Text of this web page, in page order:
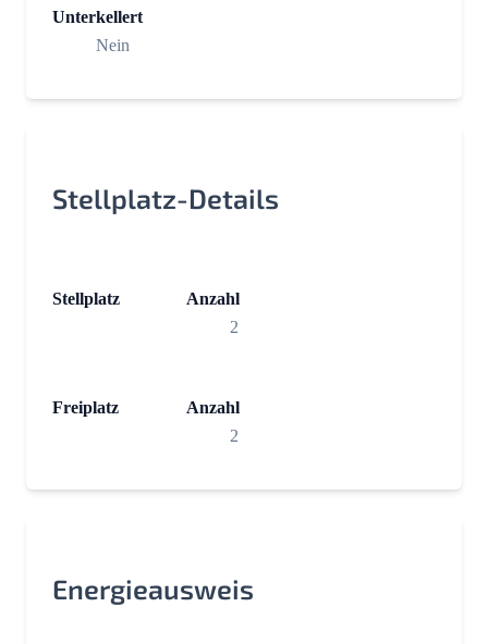
Unterkellert
Nein
Stellplatz-Details
Stellplatz
Anzahl
2
Freiplatz
Anzahl
2
Energieausweis